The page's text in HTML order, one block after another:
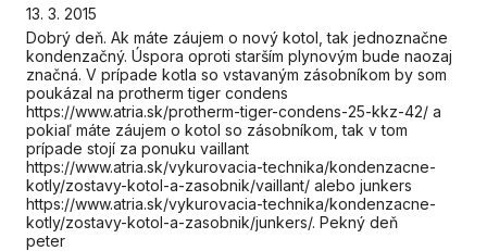
13. 3. 2015
Dobrý deň. Ak máte záujem o nový kotol, tak jednoznačne
kondenzačný. Úspora oproti starším plynovým bude naozaj
značná. V prípade kotla so vstavaným zásobníkom by som
poukázal na protherm tiger condens
https://www.atria.sk/protherm-tiger-condens-25-kkz-42/ a
pokiaľ máte záujem o kotol so zásobníkom, tak v tom
prípade stojí za ponuku vaillant
https://www.atria.sk/vykurovacia-technika/kondenzacne-
kotly/zostavy-kotol-a-zasobnik/vaillant/ alebo junkers
https://www.atria.sk/vykurovacia-technika/kondenzacne-
kotly/zostavy-kotol-a-zasobnik/junkers/. Pekný deň
peter